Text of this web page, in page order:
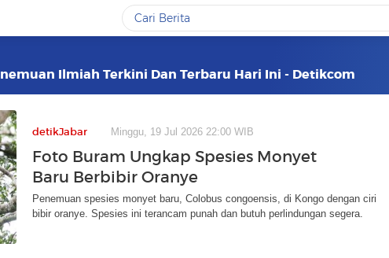
Ilmiah Terkini Dan Terbaru Hari Ini - Detikcom
detikJabar Minggu, 19 Jul 2026 22:00 WIB
Foto Buram Ungkap Spesies Monyet
Baru Berbibir Oranye
Penemuan spesies monyet baru, Colobus congoensis, di Kongo dengan ciri
bibir oranye. Spesies ini terancam punah dan butuh perlindungan segera.